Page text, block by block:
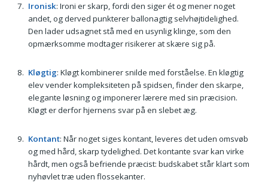
Ironisk: Ironi er skarp, fordi den siger ét og mener noget
andet, og derved punkterer ballonagtig selvhøjtidelighed.
Den lader udsagnet stå med en usynlig klinge, som den
opmærksomme modtager risikerer at skære sig på.
Kløgtig: Kløgt kombinerer snilde med forståelse. En kløgtig
elev vender kompleksiteten på spidsen, finder den skarpe,
elegante løsning og imponerer lærere med sin præcision.
Kløgt er derfor hjernens svar på en slebet æg.
Kontant: Når noget siges kontant, leveres det uden omsvøb
og med hård, skarp tydelighed. Det kontante svar kan virke
hårdt, men også befriende præcist: budskabet står klart som
nyhøvlet træ uden flossekanter.